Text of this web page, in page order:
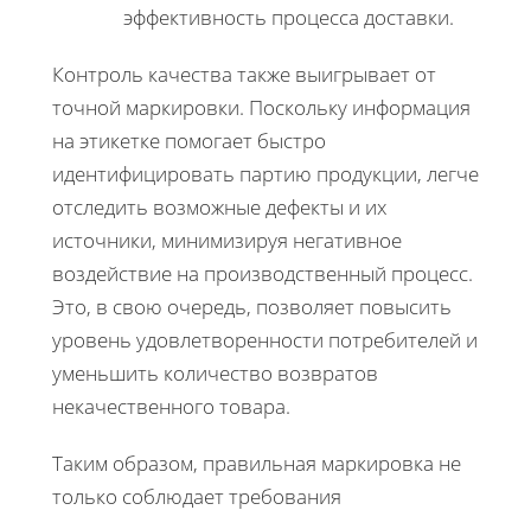
эффективность процесса доставки.
Контроль качества также выигрывает от
точной маркировки. Поскольку информация
на этикетке помогает быстро
идентифицировать партию продукции, легче
отследить возможные дефекты и их
источники, минимизируя негативное
воздействие на производственный процесс.
Это, в свою очередь, позволяет повысить
уровень удовлетворенности потребителей и
уменьшить количество возвратов
некачественного товара.
Таким образом, правильная маркировка не
только соблюдает требования